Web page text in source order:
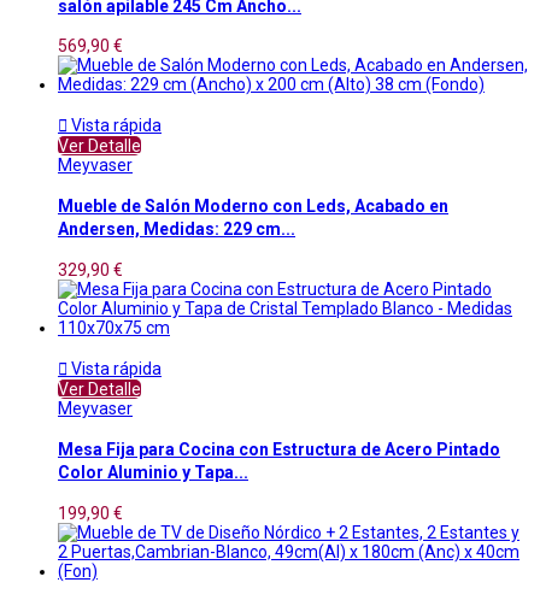
salón apilable 245 Cm Ancho...
569,90 €
 Vista rápida
Ver Detalle
Meyvaser
Mueble de Salón Moderno con Leds, Acabado en
Andersen, Medidas: 229 cm...
329,90 €
 Vista rápida
Ver Detalle
Meyvaser
Mesa Fija para Cocina con Estructura de Acero Pintado
Color Aluminio y Tapa...
199,90 €